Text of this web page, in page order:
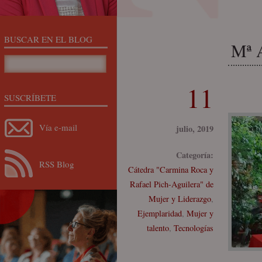
Mª
11
julio, 2019
Categoría:
Cátedra "Carmina Roca y
Rafael Pich-Aguilera" de
Mujer y Liderazgo,
Ejemplaridad, Mujer y
talento, Tecnologías
BUSCAR EN EL BLOG
SUSCRÍBETE
Vía e-mail
RSS Blog